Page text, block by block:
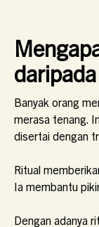
Banyak orang
merasa tenang.
disertai dengan
Ritual
Ia membantu
Dengan adanya